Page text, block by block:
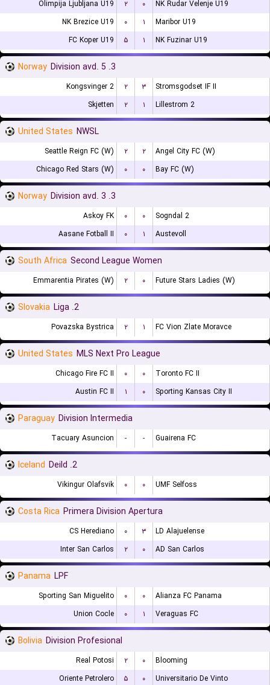
Olimpija Ljubljana U19 ۲ ۰
NK Rudar Velenje U19
NK Brezice U19
۰ ۱
Maribor U19
FC Koper U19
۵ ۱ NK Fuzinar U19
Norway 3. Division avd. 5
Kongsvinger 2 ۲ ۳
Stromsgodset IF II
Skjetten
۲ ۱ Lillestrom 2
United States NWSL
Seattle Reign FC (W) ۲ ۲
Angel City FC (W)
Chicago Red Stars (W)
۰ ۰ Bay FC (W)
Norway 3. Division avd. 3
Askoy FK ۰ ۰
Sogndal 2
Aasane Fotball II
۰ ۱ Austevoll
South Africa Second League Women
Emmarentia Pirates (W) ۲ ۰ Future Stars Ladies (W)
Slovakia 2. Liga
Povazska Bystrica ۲ ۱ FC Vion Zlate Moravce
United States MLS Next Pro League
Chicago Fire FC II ۰ ۰
Toronto FC II
Austin FC II
۱ ۰ Sporting Kansas City II
Paraguay Division Intermedia
Tacuary Asuncion - - Guairena FC
Iceland 2. Deild
Vikingur Olafsvik ۰ ۰ UMF Selfoss
Costa Rica Primera Division Apertura
CS Herediano ۰ ۳
LD Alajuelense
Inter San Carlos
۲ ۰ AD San Carlos
Panama LPF
Sporting San Miguelito ۰ ۰
Alianza FC Panama
Union Cocle
۰ ۱ Veraguas FC
Bolivia Division Profesional
Real Potosi ۲ ۰
Blooming
Oriente Petrolero
۵ ۰ Universitario De Vinto